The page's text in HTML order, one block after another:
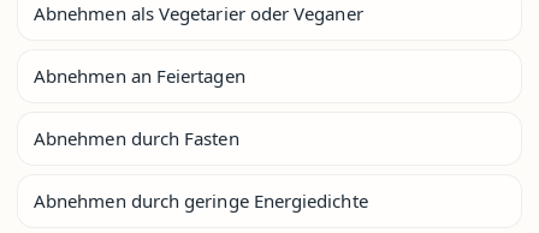
Abnehmen als Vegetarier oder Veganer
Abnehmen an Feiertagen
Abnehmen durch Fasten
Abnehmen durch geringe Energiedichte